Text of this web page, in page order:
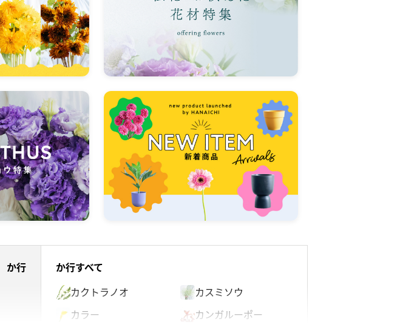
か行 か行すべて
カクトラノオ
カスミソウ
カラー
カンガルーポー